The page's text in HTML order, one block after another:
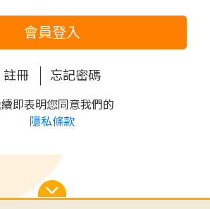
會員登入
註冊 忘記密碼
即表明您同意我們的
隱私條款